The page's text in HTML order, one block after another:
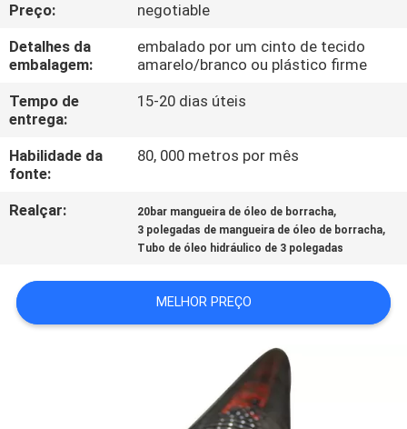
CONTROLE
DA
QUALIDADE
CONTACTE-
NOS
PEÇA
CITAÇÕES
Preço:
negotiable
Detalhes da
embalagem:
embalado por um cinto de tecido
amarelo/branco ou plástico firme
Tempo de
entrega:
15-20 dias úteis
Habilidade da
fonte:
80, 000 metros por mês
Realçar: 20bar mangueira de óleo de borracha,
3 polegadas de mangueira de óleo de borracha,
Tubo de óleo hidráulico de 3 polegadas
MELHOR PREÇO